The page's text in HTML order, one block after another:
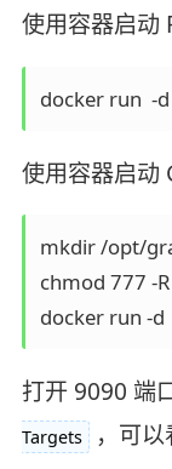
使用容器启动
docker run  -
使用容器启动
mkdir /opt/
chmod 777 -
docker run -
打开 9090 端
Targets
，可以